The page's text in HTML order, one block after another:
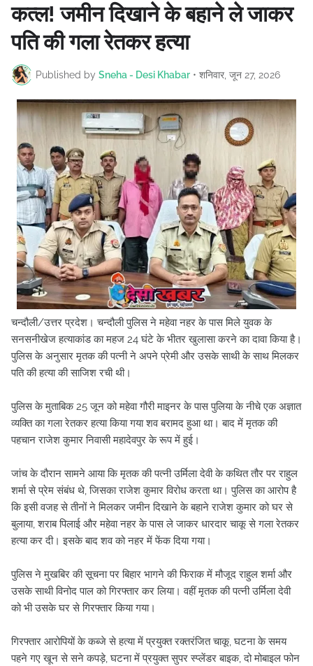
कत्ल! जमीन दिखाने के बहाने ले जाकर
पति की गला रेतकर हत्या
Published by Sneha - Desi Khabar • शनिवार, जून 27, 2026
चन्दौली/उत्तर प्रदेश। चन्दौली पुलिस ने महेवा नहर के पास मिले युवक के
सनसनीखेज हत्याकांड का महज 24 घंटे के भीतर खुलासा करने का दावा किया है।
पुलिस के अनुसार मृतक की पत्नी ने अपने प्रेमी और उसके साथी के साथ मिलकर
पति की हत्या की साजिश रची थी।
पुलिस के मुताबिक 25 जून को महेवा गौरी माइनर के पास पुलिया के नीचे एक अज्ञात
व्यक्ति का गला रेतकर हत्या किया गया शव बरामद हुआ था। बाद में मृतक की
पहचान राजेश कुमार निवासी महादेवपुर के रूप में हुई।
जांच के दौरान सामने आया कि मृतक की पत्नी उर्मिला देवी के कथित तौर पर राहुल
शर्मा से प्रेम संबंध थे, जिसका राजेश कुमार विरोध करता था। पुलिस का आरोप है
कि इसी वजह से तीनों ने मिलकर जमीन दिखाने के बहाने राजेश कुमार को घर से
बुलाया, शराब पिलाई और महेवा नहर के पास ले जाकर धारदार चाकू से गला रेतकर
हत्या कर दी। इसके बाद शव को नहर में फेंक दिया गया।
पुलिस ने मुखबिर की सूचना पर बिहार भागने की फिराक में मौजूद राहुल शर्मा और
उसके साथी विनोद पाल को गिरफ्तार कर लिया। वहीं मृतक की पत्नी उर्मिला देवी
को भी उसके घर से गिरफ्तार किया गया।
गिरफ्तार आरोपियों के कब्जे से हत्या में प्रयुक्त रक्तरंजित चाकू, घटना के समय
पहने गए खून से सने कपड़े, घटना में प्रयुक्त सुपर स्प्लेंडर बाइक, दो मोबाइल फोन